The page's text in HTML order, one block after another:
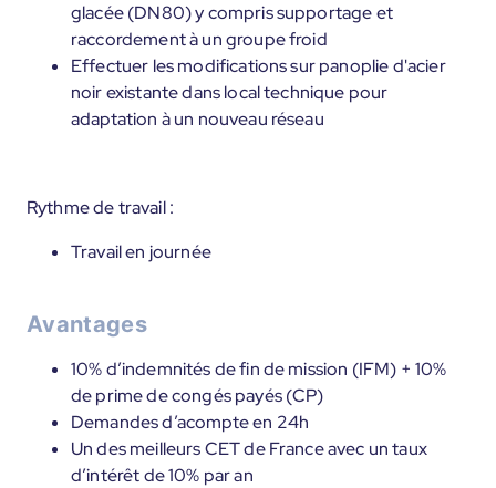
glacée (DN80) y compris supportage et
raccordement à un groupe froid
Effectuer les modifications sur panoplie d'acier
noir existante dans local technique pour
adaptation à un nouveau réseau
Rythme de travail :
Travail en journée
Avantages
10% d’indemnités de fin de mission (IFM) + 10%
de prime de congés payés (CP)
Demandes d’acompte en 24h
Un des meilleurs CET de France avec un taux
d’intérêt de 10% par an